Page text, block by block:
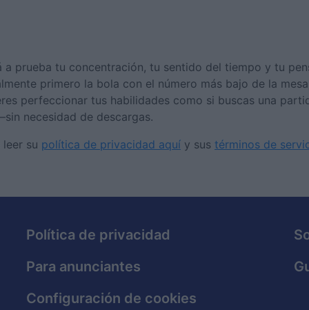
prueba tu concentración, tu sentido del tiempo y tu
primero la bola con el número más bajo de la
perfeccionar tus habilidades como si buscas una
necesidad de descargas.
su política de privacidad aquí y sus términos de
Política de privacidad
Para anunciantes
Configuración de cookies